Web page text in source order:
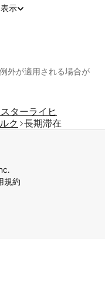
示
外が適用される場合が
ターライヒ
ク 長期滞在
規約